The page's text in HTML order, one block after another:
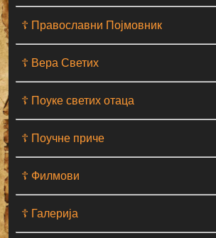
☦ Православни Појмовник
☦ Вера Светих
☦ Поуке светих отаца
☦ Поучне приче
☦ Филмови
☦ Галерија